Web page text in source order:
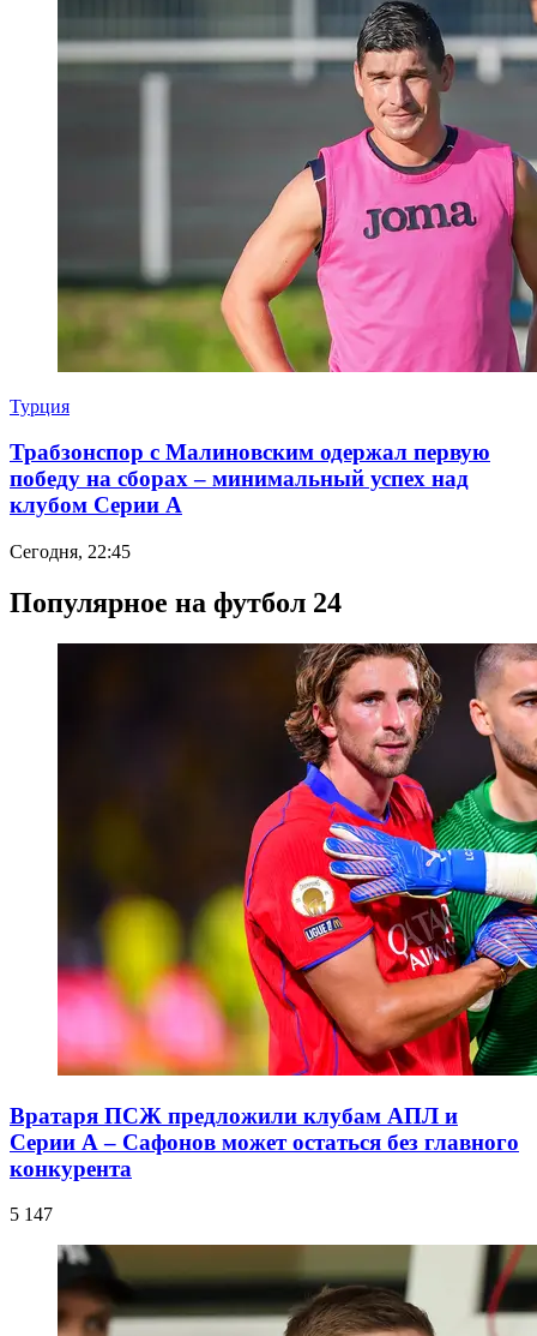
Турция
Трабзонспор с Малиновским одержал первую
победу на сборах – минимальный успех над
клубом Серии А
Сегодня, 22:45
Популярное на футбол 24
Вратаря ПСЖ предложили клубам АПЛ и
Серии А – Сафонов может остаться без главного
конкурента
5 147